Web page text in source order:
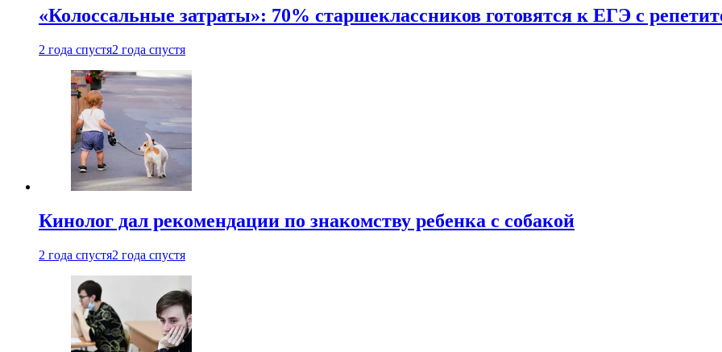
«Колоссальные затраты»: 70% старшеклассников готовятся к ЕГЭ с
2 года спустя2 года спустя
Кинолог дал рекомендации по знакомству ребенка с собакой
2 года спустя2 года спустя